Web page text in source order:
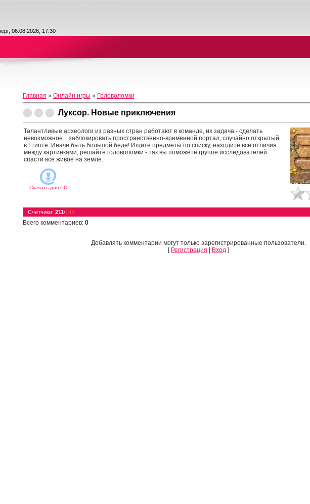
06.08.2026, 17:30
Главная » Онлайн игры » Головоломки
Луксор. Новые приключения
Талантливые археологи из разных стран работают в команде, их задача - сделать
невозможное... заблокировать пространственно-временной портал, случайно открытый
в Египте. Иначе быть большой беде! Ищите предметы по списку, находите все отличия
между картинками, решайте головоломки - так вы поможете группе исследователей
спасти все живое на земле.
Скачать дляPC
Счетчики: 211/143
Всего комментариев: 0
Добавлять комментарии могут только зарегистрированные пользователи.
[ Регистрация Вход ]